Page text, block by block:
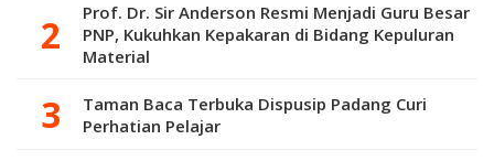
Prof. Dr. Sir Anderson Resmi Menjadi Guru Besar
PNP, Kukuhkan Kepakaran di Bidang Kepuluran
Material
Taman Baca Terbuka Dispusip Padang Curi
Perhatian Pelajar